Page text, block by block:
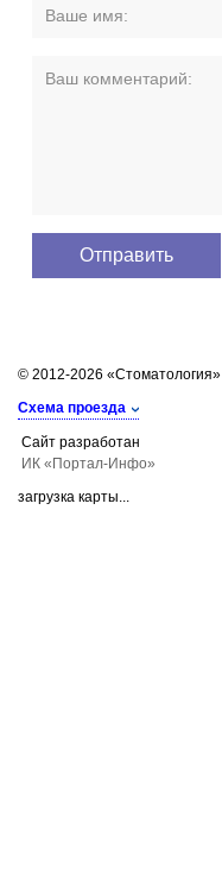
© 2012-2026 «Стоматология»
Схема проезда
Сайт разработан
ИК «Портал-Инфо»
загрузка карты...